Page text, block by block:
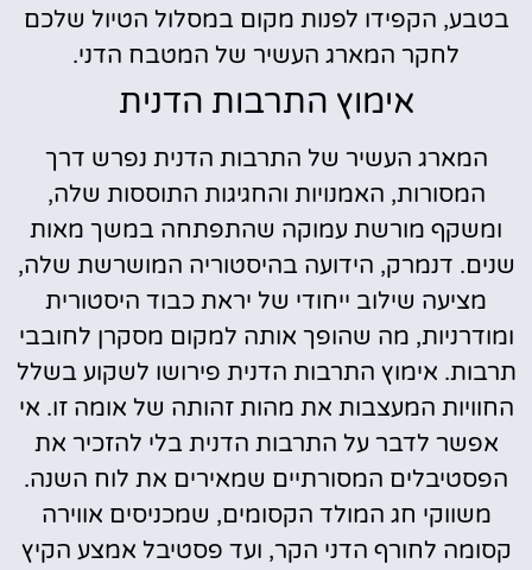
בטבע, הקפידו לפנות מקום במסלול הטיול שלכם
לחקר המארג העשיר של המטבח הדני.
אימוץ התרבות הדנית
המארג העשיר של התרבות הדנית נפרש דרך
המסורות, האמנויות והחגיגות התוססות שלה,
ומשקף מורשת עמוקה שהתפתחה במשך מאות
שנים. דנמרק, הידועה בהיסטוריה המושרשת שלה,
מציעה שילוב ייחודי של יראת כבוד היסטורית
ומודרניות, מה שהופך אותה למקום מסקרן לחובבי
תרבות. אימוץ התרבות הדנית פירושו לשקוע בשלל
החוויות המעצבות את מהות זהותה של אומה זו. אי
אפשר לדבר על התרבות הדנית בלי להזכיר את
הפסטיבלים המסורתיים שמאירים את לוח השנה.
משווקי חג המולד הקסומים, שמכניסים אווירה
קסומה לחורף הדני הקר, ועד פסטיבל אמצע הקיץ